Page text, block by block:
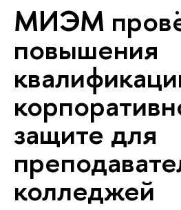
МИЭМ
повышения
защите для
колледжей